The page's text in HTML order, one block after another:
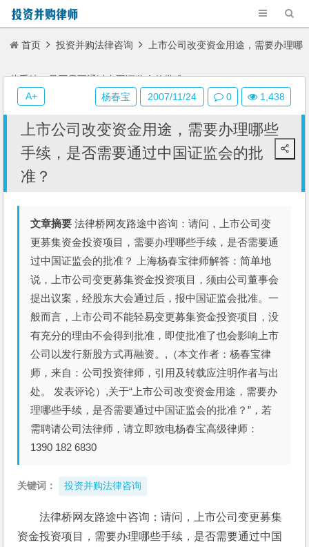
首页 投资并购法律咨询 上市公司改变资金用途，需要办理哪
些手续，是否需要通过中国证监会的批准？
上市公司改变资金用途，需要办理哪些
手续，是否需要通过中国证监会的批
准？
文章摘要 法律桥网友路途中咨询：请问，上市公司变
更募集资金投资项目，需要办理哪些手续，是否需要通
过中国证监会的批准？ 上海杨春宝律师解答：简单地
说，上市公司变更募集资金投资项目，须由公司董事会
提出议案，经股东大会通过后，报中国证监会批准。一
般而言，上市公司不能轻易变更募集资金投资项目，没
有充分的理由不会得到批准，即使批准了也会影响上市
公司以发行新股方式再融资。,（本文作者：杨春宝律
师，来自：公司投资律师，引用及转载应注明作者与出
处。 发表评论）,关于“上市公司改变资金用途，需要办
理哪些手续，是否需要通过中国证监会的批准？”，若
需聘请公司法律师，请立即致电杨春宝高级律师：
1390 182 6830
关键词： 投资并购法律咨询
法律桥网友路途中咨询：请问，上市公司变更募集
资金投资项目，需要办理哪些手续，是否需要通过中国
杨春宝 2007/11/24 0 1,438
A+